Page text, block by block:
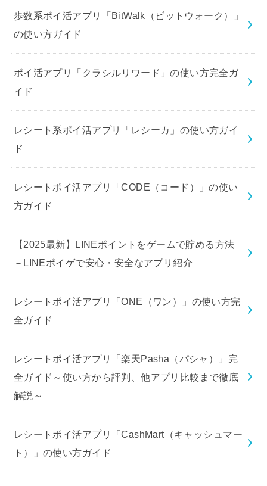
歩数系ポイ活アプリ「BitWalk（ビットウォーク）」
の使い方ガイド
ポイ活アプリ「クラシルリワード」の使い方完全ガ
イド
レシート系ポイ活アプリ「レシーカ」の使い方ガイ
ド
レシートポイ活アプリ「CODE（コード）」の使い
方ガイド
【2025最新】LINEポイントをゲームで貯める方法
－LINEポイゲで安心・安全なアプリ紹介
レシートポイ活アプリ「ONE（ワン）」の使い方完
全ガイド
レシートポイ活アプリ「楽天Pasha（パシャ）」完
全ガイド～使い方から評判、他アプリ比較まで徹底
解説～
レシートポイ活アプリ「CashMart（キャッシュマー
ト）」の使い方ガイド